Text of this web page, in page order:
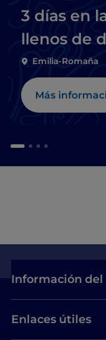
3 días en
llenos de
Emilia-Romaña
Más
Información del
Enlaces útiles